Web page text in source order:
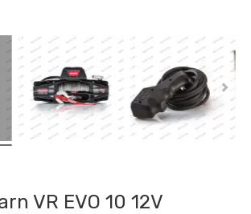
VR EVO 10 12V